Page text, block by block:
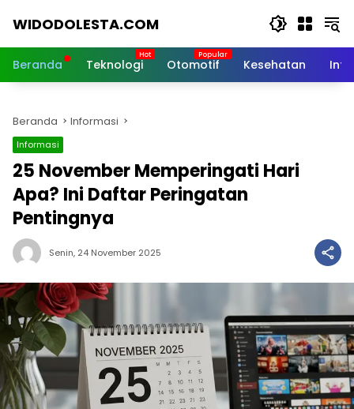
WIDODOLESTA.COM
dan
Terkini
Beranda Teknologi Otomotif Kesehatan
Beranda Informasi
Informasi
25 November Memperingati Hari
Apa? Ini Daftar Peringatan
Pentingnya
Senin, 24 November 2025